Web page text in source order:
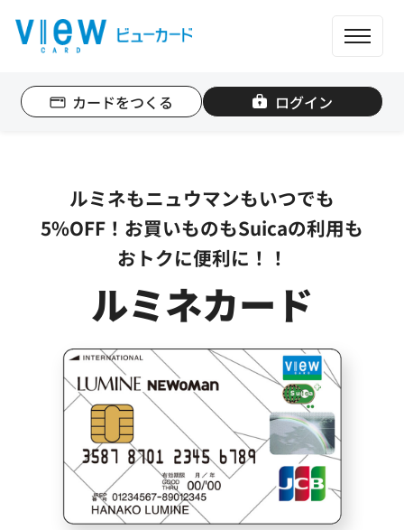
カードをつくる
ログイン
カード一覧
ポイントを使う
キャンペーン情報
お客さまサポート
ルミネもニュウマンもいつでも
5%OFF！お買いものもSuicaの利用も
おトクに便利に！！
ルミネカード